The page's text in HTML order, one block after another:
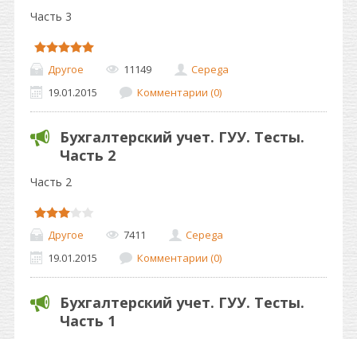
Часть 3
Другое 11149
Cepega
19.01.2015
Комментарии (0)
Бухгалтерский учет. ГУУ. Тесты.
Часть 2
Часть 2
Другое 7411
Cepega
19.01.2015
Комментарии (0)
Бухгалтерский учет. ГУУ. Тесты.
Часть 1